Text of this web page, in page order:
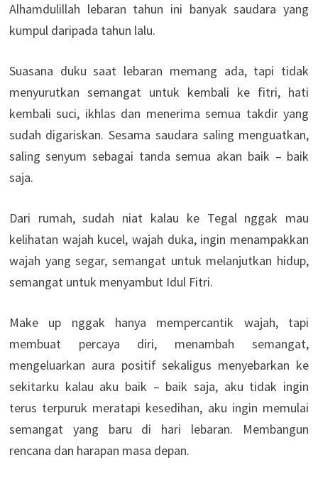
Alhamdulillah lebaran tahun ini banyak saudara yang
kumpul daripada tahun lalu.
Suasana duku saat lebaran memang ada, tapi tidak
menyurutkan semangat untuk kembali ke fitri, hati
kembali suci, ikhlas dan menerima semua takdir yang
sudah digariskan. Sesama saudara saling menguatkan,
saling senyum sebagai tanda semua akan baik – baik
saja.
Dari rumah, sudah niat kalau ke Tegal nggak mau
kelihatan wajah kucel, wajah duka, ingin menampakkan
wajah yang segar, semangat untuk melanjutkan hidup,
semangat untuk menyambut Idul Fitri.
Make up nggak hanya mempercantik wajah, tapi
membuat percaya diri, menambah semangat,
mengeluarkan aura positif sekaligus menyebarkan ke
sekitarku kalau aku baik – baik saja, aku tidak ingin
terus terpuruk meratapi kesedihan, aku ingin memulai
semangat yang baru di hari lebaran. Membangun
rencana dan harapan masa depan.